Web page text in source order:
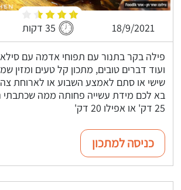
18/9/2021 35 דקות
פילה בקר בתנור עם תפוחי אדמה עם
ועוד דברים טובים, מתכון קל טעים ומזין
שישי או סתם לאמצע השבוע או לארוחת
בא לכם מידת עשייה פחותה ממה שכתבתי
25 דק' או אפילו 20 דק'
כניסה למתכון